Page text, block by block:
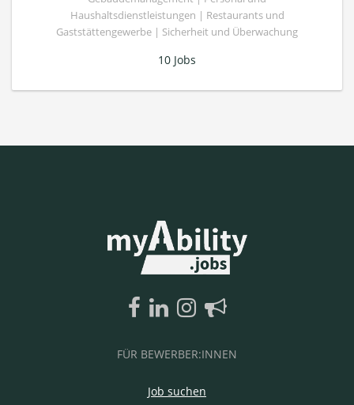
Haushaltsdienstleistungen | Restaurants und
Gaststättengewerbe | Sicherheit und Überwachung
10 Jobs
FÜR BEWERBER:INNEN
Job suchen